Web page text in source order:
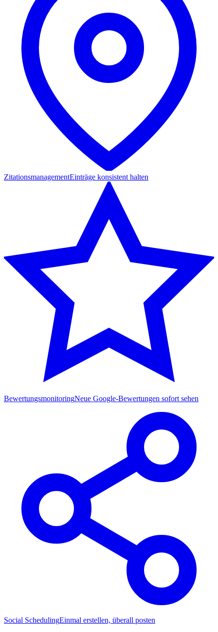
ZitationsmanagementEinträge konsistent halten
BewertungsmonitoringNeue Google-Bewertungen sofort sehen
Social SchedulingEinmal erstellen, überall posten